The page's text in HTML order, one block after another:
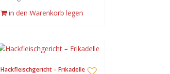
in den Warenkorb legen
Hackfleischgericht – Frikadelle